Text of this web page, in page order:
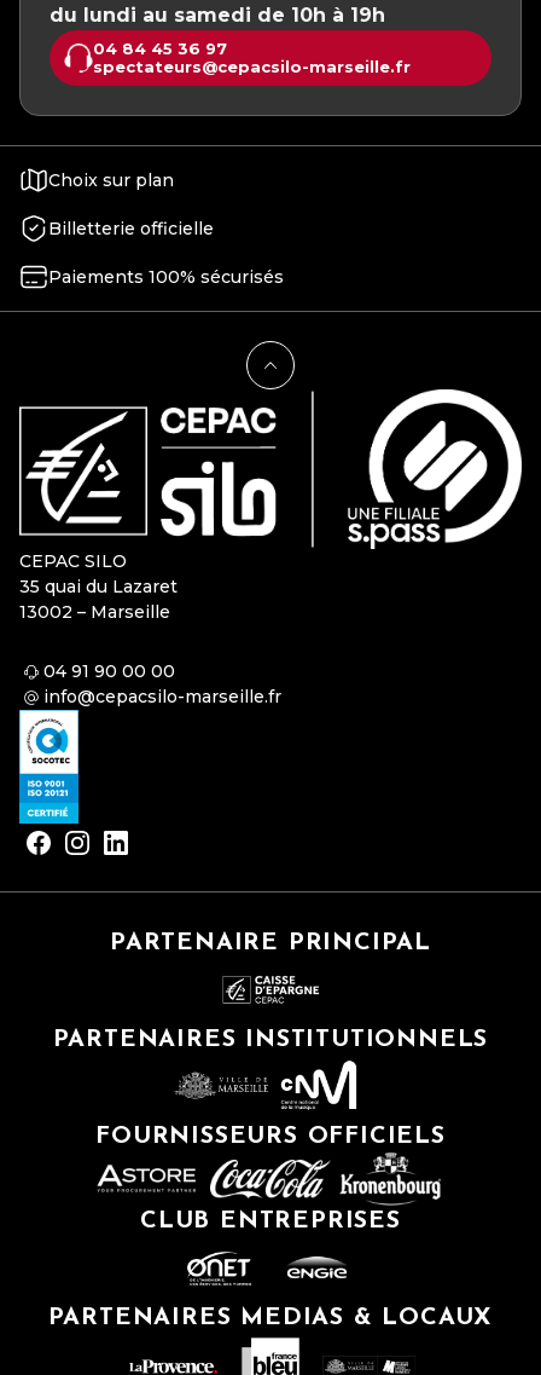
du lundi au samedi de 10h à 19h
04 84 45 36 97
spectateurs@cepacsilo-marseille.fr
Choix sur plan
Billetterie officielle
Paiements 100% sécurisés
CEPAC SILO
35 quai du Lazaret
13002 – Marseille
04 91 90 00 00
info@cepacsilo-marseille.fr
PARTENAIRE PRINCIPAL
PARTENAIRES INSTITUTIONNELS
FOURNISSEURS OFFICIELS
CLUB ENTREPRISES
PARTENAIRES MEDIAS & LOCAUX